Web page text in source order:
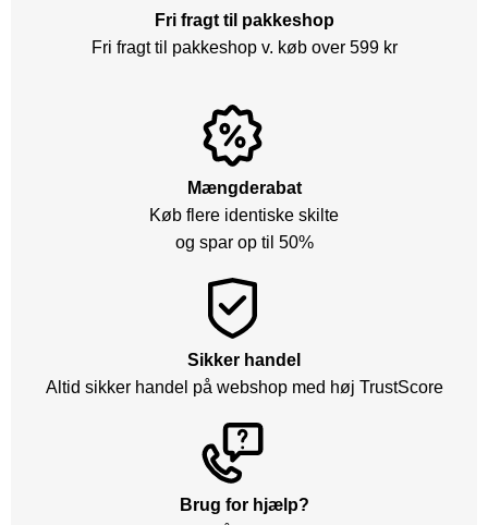
Fri fragt til pakkeshop
Fri fragt til pakkeshop v. køb over 599 kr
Mængderabat
Køb flere identiske skilte
og spar op til 50%
Sikker handel
Altid sikker handel på webshop med høj TrustScore
Brug for hjælp?